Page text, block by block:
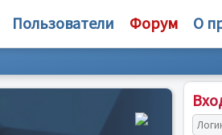
Пользователи Форум О